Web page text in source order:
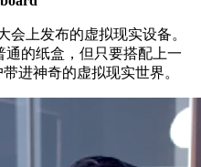
上发布的虚拟现实设备。
通的纸盒，但只要搭配上一
进神奇的虚拟现实世界。